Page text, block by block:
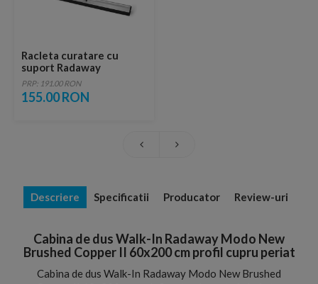
Racleta curatare cu
suport Radaway
PRP: 191.00 RON
155.00 RON
Descriere Specificatii Producator Review-uri
Cabina de dus Walk-In Radaway Modo New
Brushed Copper II 60x200 cm profil cupru periat
Cabina de dus Walk-In Radaway Modo New Brushed